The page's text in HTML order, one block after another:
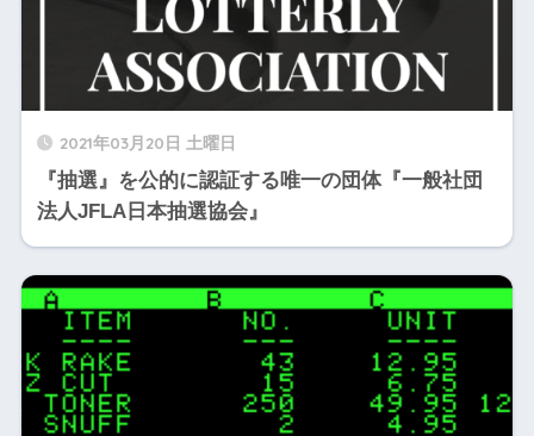
2021年03月20日 土曜日
『抽選』を公的に認証する唯一の団体『一般社団
法人JFLA日本抽選協会』